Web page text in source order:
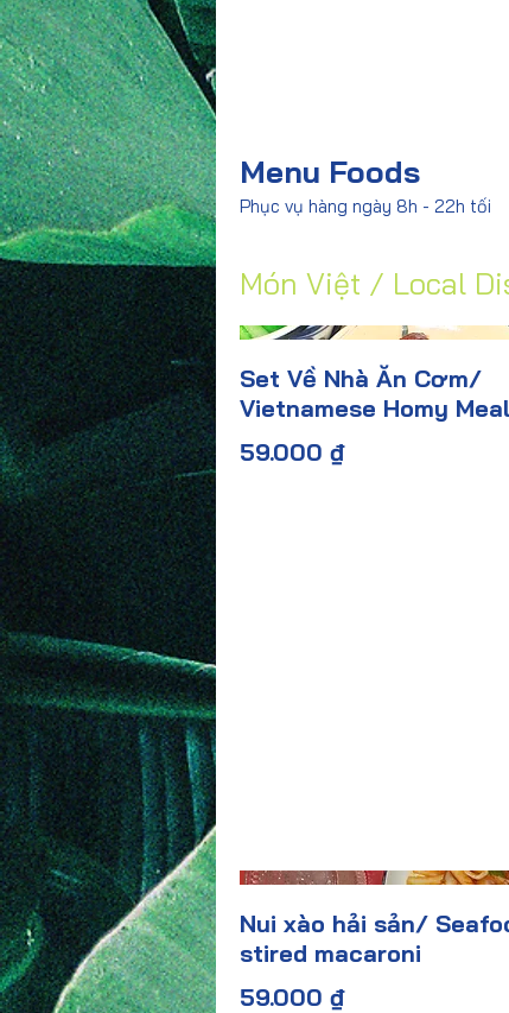
Menu Foods
Phục vụ hàng ngày 8h - 22h tối
Món Việt / Local
Set Về Nhà Ăn Cơm/
Vietnamese Homy Meal
59.000 ₫
Nui xào hải sản/
stired macaroni
59.000 ₫